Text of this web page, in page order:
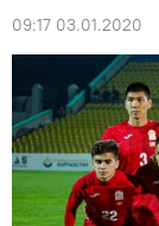
09:17 03.01.2020